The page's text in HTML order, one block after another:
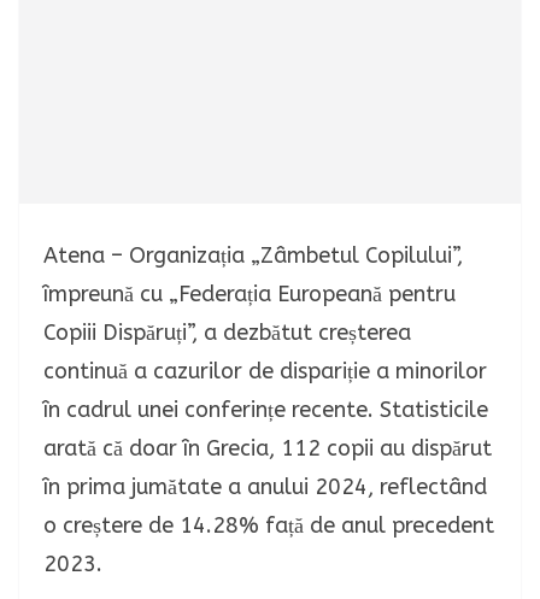
Atena – Organizația „Zâmbetul Copilului”,
împreună cu „Federația Europeană pentru
Copiii Dispăruți”, a dezbătut creșterea
continuă a cazurilor de dispariție a minorilor
în cadrul unei conferințe recente. Statisticile
arată că doar în Grecia, 112 copii au dispărut
în prima jumătate a anului 2024, reflectând
o creștere de 14.28% față de anul precedent
2023.